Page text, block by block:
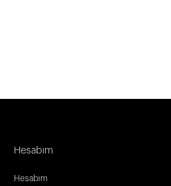
Hesabım
Hesabım